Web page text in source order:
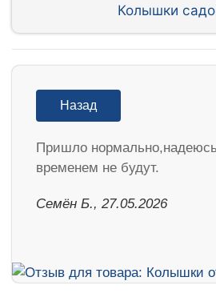
Колышки
Назад
Пришло
временем не будут.
Семён Б., 27.05.2026